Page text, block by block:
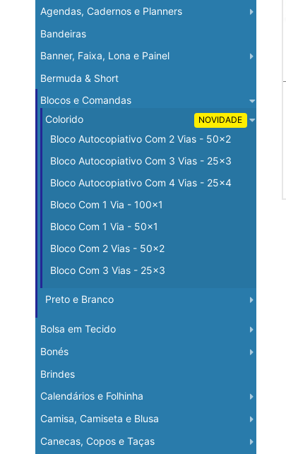
Agendas, Cadernos e Planners
Bandeiras
Banner, Faixa, Lona e Painel
Bermuda & Short
Blocos e Comandas
NOVIDADE
Colorido
Bloco Autocopiativo Com 2 Vias - 50x2
Bloco Autocopiativo Com 3 Vias - 25x3
Bloco Autocopiativo Com 4 Vias - 25x4
Bloco Com 1 Via - 100x1
Bloco Com 1 Via - 50x1
Bloco Com 2 Vias - 50x2
Bloco Com 3 Vias - 25x3
Preto e Branco
Bolsa em Tecido
Bonés
Brindes
Calendários e Folhinha
Camisa, Camiseta e Blusa
Canecas, Copos e Taças